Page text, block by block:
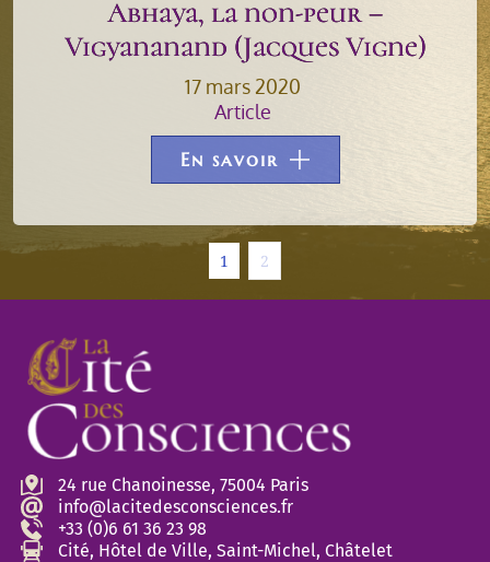
Abhaya, la non-peur –
Vigyananand (Jacques Vigne)
17 mars 2020
Article
En savoir
1 2
24 rue Chanoinesse, 75004 Paris
info@lacitedesconsciences.fr
+33 (0)6 61 36 23 98
Cité, Hôtel de Ville, Saint-Michel, Châtelet